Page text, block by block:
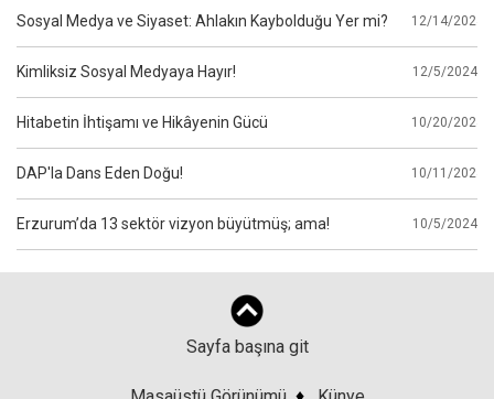
Sosyal Medya ve Siyaset: Ahlakın Kaybolduğu Yer mi? 12/14/2024
Kimliksiz Sosyal Medyaya Hayır! 12/5/2024
Hitabetin İhtişamı ve Hikâyenin Gücü 10/20/2024
DAP'la Dans Eden Doğu! 10/11/2024
Erzurum’da 13 sektör vizyon büyütmüş; ama! 10/5/2024
Sayfa başına git